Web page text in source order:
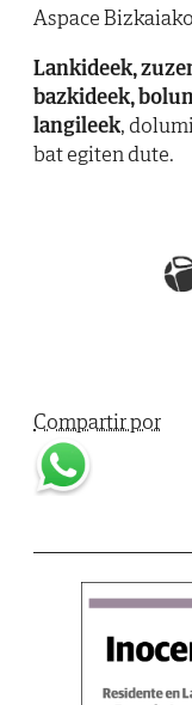
Aspace
Lankideek,
bazkideek,
langileek,
bat egiten dute.
Compartir por